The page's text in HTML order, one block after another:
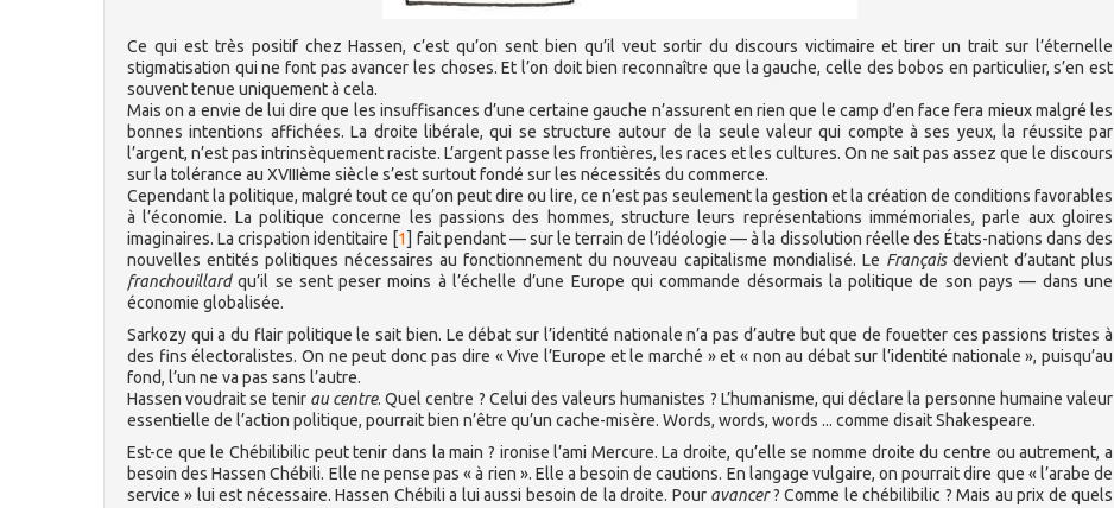
Ce qui est très positif chez Hassen, c’est qu’on sent bien qu’il veut sortir du discours victimaire et tirer un trait sur l’éternelle
stigmatisation qui ne font pas avancer les choses. Et l’on doit bien reconnaître que la gauche, celle des bobos en particulier, s’en est
souvent tenue uniquement à cela.
Mais on a envie de lui dire que les insuffisances d’une certaine gauche n’assurent en rien que le camp d’en face fera mieux malgré les
bonnes intentions affichées. La droite libérale, qui se structure autour de la seule valeur qui compte à ses yeux, la réussite par
l’argent, n’est pas intrinsèquement raciste. L’argent passe les frontières, les races et les cultures. On ne sait pas assez que le discours
sur la tolérance au XVIIIème siècle s’est surtout fondé sur les nécessités du commerce.
Cependant la politique, malgré tout ce qu’on peut dire ou lire, ce n’est pas seulement la gestion et la création de conditions favorables
à l’économie. La politique concerne les passions des hommes, structure leurs représentations immémoriales, parle aux gloires
imaginaires. La crispation identitaire [1] fait pendant — sur le terrain de l’idéologie — à la dissolution réelle des États-nations dans des
nouvelles entités politiques nécessaires au fonctionnement du nouveau capitalisme mondialisé. Le Françaisdevient d’autant plus
franchouillardqu’il se sent peser moins à l’échelle d’une Europe qui commande désormais la politique de son pays — dans une
économie globalisée.
Sarkozy qui a du flair politique le sait bien. Le débat sur l’identité nationale n’a pas d’autre but que de fouetter ces passions tristes à
des fins électoralistes. On ne peut donc pas dire « Vive l’Europe et le marché » et « non au débat sur l’identité nationale », puisqu’au
fond, l’un ne va pas sans l’autre.
Hassen voudrait se tenir au centre. Quel centre ? Celui des valeurs humanistes ? L’humanisme, qui déclare la personne humaine valeur
essentielle de l’action politique, pourrait bien n’être qu’un cache-misère. Words, words, words ... comme disait Shakespeare.
Est-ce que le Chébilibilic peut tenir dans la main ? ironise l’ami Mercure. La droite, qu’elle se nomme droite du centre ou autrement, a
besoin des Hassen Chébili. Elle ne pense pas « à rien ». Elle a besoin de cautions. En langage vulgaire, on pourrait dire que « l’arabe de
service » lui est nécessaire. Hassen Chébili a lui aussi besoin de la droite. Pour avancer? Comme le chébilibilic ? Mais au prix de quels